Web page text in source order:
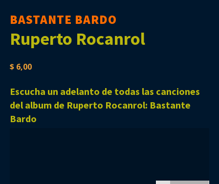
BASTANTE BARDO
Ruperto Rocanrol
$ 6,00
Escucha un adelanto de todas las canciones
del album de Ruperto Rocanrol: Bastante
Bardo